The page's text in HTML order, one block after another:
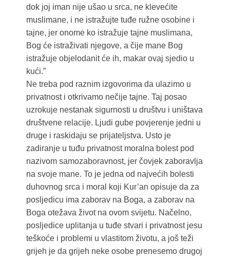
dok joj iman nije ušao u srca, ne klevećite
muslimane, i ne istražujte tuđe ružne osobine i
tajne, jer onome ko istražuje tajne muslimana,
Bog će istraživati njegove, a čije mane Bog
istražuje objelodanit će ih, makar ovaj sjedio u
kući.”
Ne treba pod raznim izgovorima da ulazimo u
privatnost i otkrivamo nečije tajne. Taj posao
uzrokuje nestanak sigurnosti u društvu i uništava
društvene relacije. Ljudi gube povjerenje jedni u
druge i raskidaju se prijateljstva. Usto je
zadiranje u tuđu privatnost moralna bolest pod
nazivom samozaboravnost, jer čovjek zaboravlja
na svoje mane. To je jedna od najvećih bolesti
duhovnog srca i moral koji Kur’an opisuje da za
posljedicu ima zaborav na Boga, a zaborav na
Boga otežava život na ovom svijetu. Načelno,
posljedice uplitanja u tuđe stvari i privatnost jesu
teškoće i problemi u vlastitom životu, a još teži
grijeh je da grijeh neke osobe prenesemo drugoj